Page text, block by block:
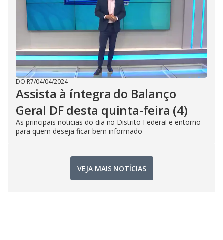
DO R7/04/04/2024
Assista à íntegra do Balanço
Geral DF desta quinta-feira (4)
As principais notícias do dia no Distrito Federal e entorno
para quem deseja ficar bem informado
VEJA MAIS NOTÍCIAS